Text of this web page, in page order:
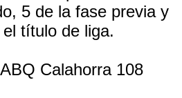
5 de la fase previa y
título de liga.
Calahorra 108